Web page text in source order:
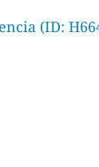
(ID: